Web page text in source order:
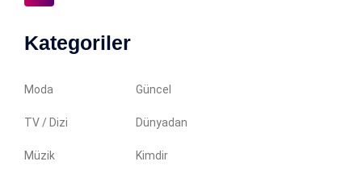
Kategoriler
Moda Güncel
TV / Dizi Dünyadan
Müzik Kimdir